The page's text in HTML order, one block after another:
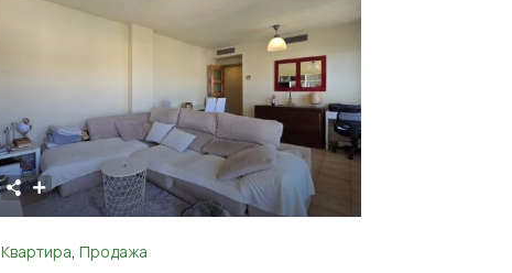
Квартира,Продажа